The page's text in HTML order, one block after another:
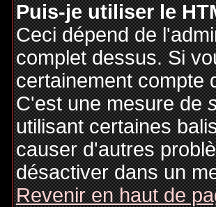
Puis-je utiliser le
Ceci dépend de
complet dessus. Si
certainement compte
C'est une mesure de
utilisant certaines
causer d'autres
désactiver dans un
Revenir en haut de